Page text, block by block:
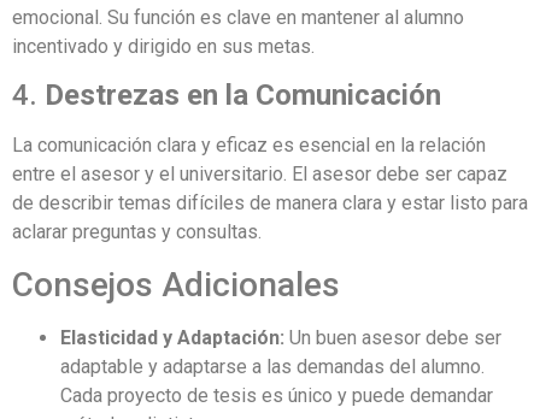
emocional. Su función es clave en mantener al alumno
incentivado y dirigido en sus metas.
4. Destrezas en la Comunicación
La comunicación clara y eficaz es esencial en la relación
entre el asesor y el universitario. El asesor debe ser capaz
de describir temas difíciles de manera clara y estar listo para
aclarar preguntas y consultas.
Consejos Adicionales
Elasticidad y Adaptación: Un buen asesor debe ser
adaptable y adaptarse a las demandas del alumno.
Cada proyecto de tesis es único y puede demandar